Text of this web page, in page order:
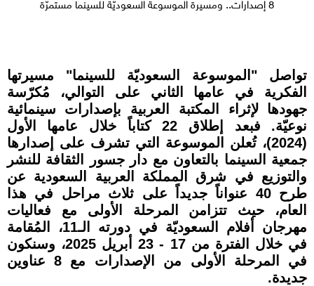
‎تواصل "الموسوعة السعوديّة للسينما" مسيرتها
الفكرية في عامها الثاني على التوالي، مُكرّسة
جهودها لإثراء المكتبة العربية بإصدارات سينمائية
نوعيّة. فبعد إطلاق 22 كتاباً خلال عامها الأول
(2024)، تُعلن الموسوعة التي تشرف على إصدارها
جمعية السينما بالتعاون مع دار جسور الثقافة للنشر
والتوزيع في شرق المملكة العربية السعودية عن
طرح 40 عنواناً جديداً على ثلاث مراحل في هذا
العام، حيث تتزامن المرحلة الأولى مع فعاليات
مهرجان أفلام السعوديّة في دورته الـ11، المُقامة
في خلال الفترة من 17 - 23 أبريل 2025، وسنكون
في المرحلة الأولى من الإصدارات مع 8 عناوين
جديدة.